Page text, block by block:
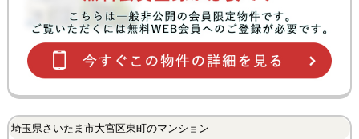
埼玉県さいたま市大宮区東町のマンション